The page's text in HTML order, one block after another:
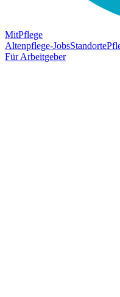
MitPflege
Altenpflege-JobsStandorte
Für Arbeitgeber